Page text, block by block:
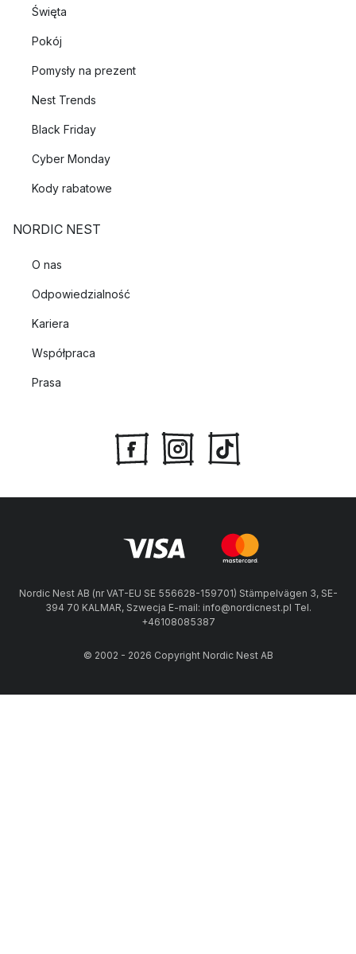
Święta
Pokój
Pomysły na prezent
Nest Trends
Black Friday
Cyber Monday
Kody rabatowe
NORDIC NEST
O nas
Odpowiedzialność
Kariera
Współpraca
Prasa
Nordic Nest AB (nr VAT-EU SE 556628-159701) Stämpelvägen 3, SE-
394 70 KALMAR, Szwecja E-mail: info@nordicnest.pl Tel.
+46108085387
© 2002 - 2026 Copyright Nordic Nest AB